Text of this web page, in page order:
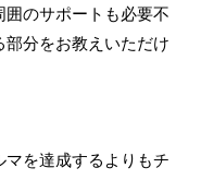
囲のサポートも必要不
分をお教えいただけ
を達成するよりもチ